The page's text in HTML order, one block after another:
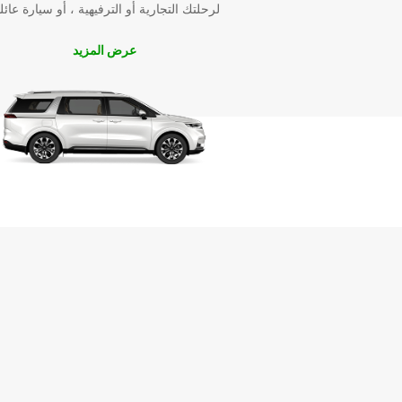
ممتعة وخالية من القلق، دعنا نكون شريك سفرك
لرحلتك التجارية أو الترفيهية ، أو سيارة
عرض المزيد